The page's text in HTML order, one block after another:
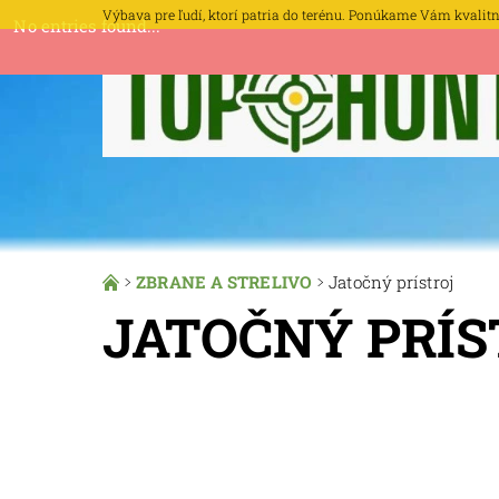
Výbava pre ľudí, ktorí patria do terénu. Ponúkame Vám
ZBRANE A STRELIVO Jatočný prístroj
JATOČNÝ
No entries found...